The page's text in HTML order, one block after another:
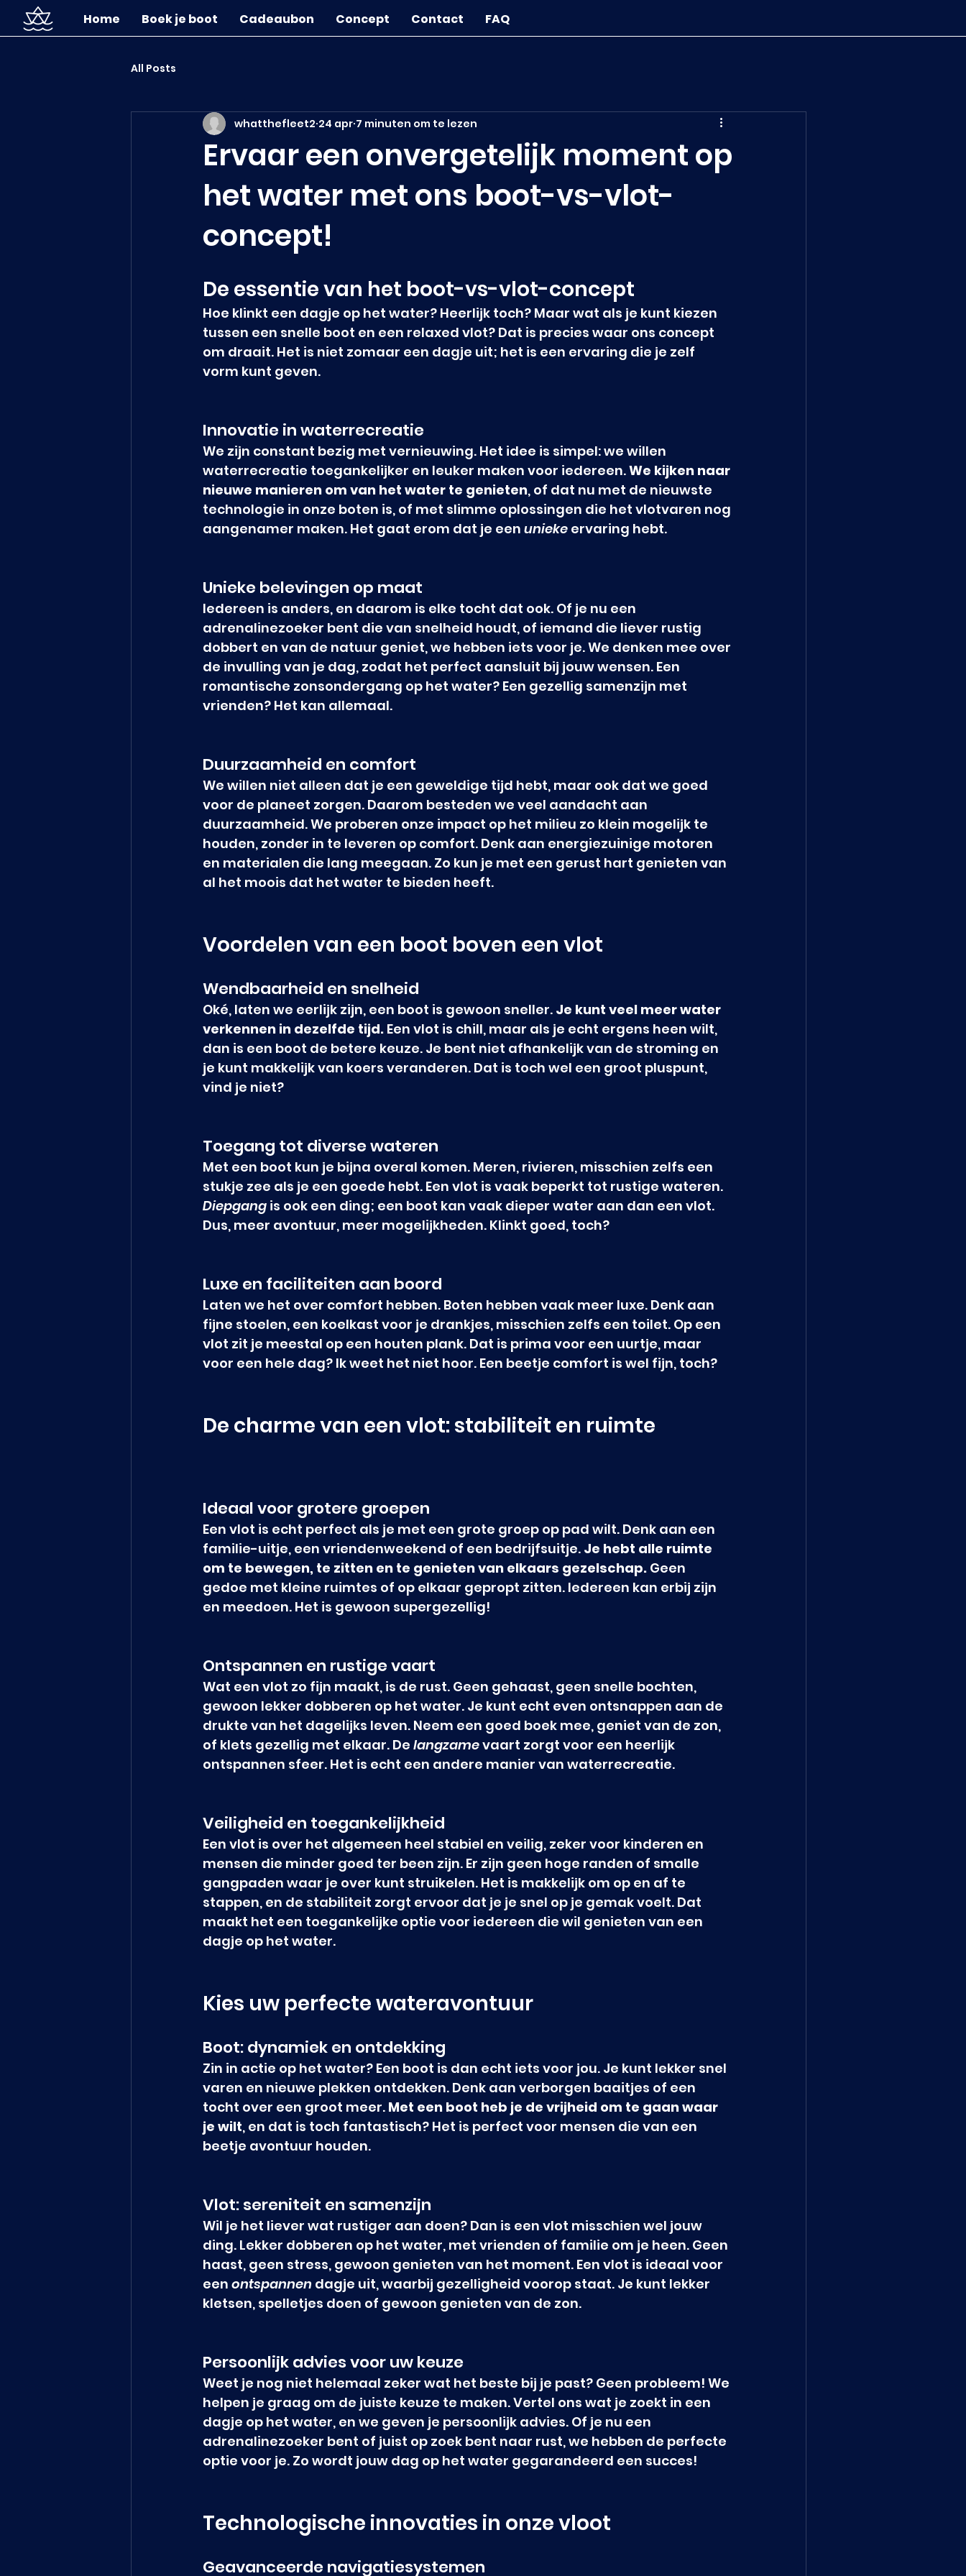
Home Boek je boot Cadeaubon Concept Contact FAQ
All Posts
Ervaar een onvergetelijk moment op
het water met ons boot-vs-vlot-
concept!
whatthefleet2 24 apr 7 minuten om te lezen
De essentie van het boot-vs-vlot-concept
Hoe klinkt een dagje op het water? Heerlijk toch? Maar wat als je kunt kiezen
tussen een snelle boot en een relaxed vlot? Dat is precies waar ons concept
om draait. Het is niet zomaar een dagje uit; het is een ervaring die je zelf
vorm kunt geven.
Innovatie in waterrecreatie
We zijn constant bezig met vernieuwing. Het idee is simpel: we willen
waterrecreatie toegankelijker en leuker maken voor iedereen. We kijken naar
nieuwe manieren om van het water te genieten, of dat nu met de nieuwste
technologie in onze boten is, of met slimme oplossingen die het vlotvaren nog
aangenamer maken. Het gaat erom dat je een unieke ervaring hebt.
Unieke belevingen op maat
Iedereen is anders, en daarom is elke tocht dat ook. Of je nu een
adrenalinezoeker bent die van snelheid houdt, of iemand die liever rustig
dobbert en van de natuur geniet, we hebben iets voor je. We denken mee over
de invulling van je dag, zodat het perfect aansluit bij jouw wensen. Een
romantische zonsondergang op het water? Een gezellig samenzijn met
vrienden? Het kan allemaal.
Duurzaamheid en comfort
We willen niet alleen dat je een geweldige tijd hebt, maar ook dat we goed
voor de planeet zorgen. Daarom besteden we veel aandacht aan
duurzaamheid. We proberen onze impact op het milieu zo klein mogelijk te
houden, zonder in te leveren op comfort. Denk aan energiezuinige motoren
en materialen die lang meegaan. Zo kun je met een gerust hart genieten van
al het moois dat het water te bieden heeft.
Voordelen van een boot boven een vlot
Wendbaarheid en snelheid
Oké, laten we eerlijk zijn, een boot is gewoon sneller. Je kunt veel meer water
verkennen in dezelfde tijd. Een vlot is chill, maar als je echt ergens heen wilt,
dan is een boot de betere keuze. Je bent niet afhankelijk van de stroming en
je kunt makkelijk van koers veranderen. Dat is toch wel een groot pluspunt,
vind je niet?
Toegang tot diverse wateren
Met een boot kun je bijna overal komen. Meren, rivieren, misschien zelfs een
stukje zee als je een goede hebt. Een vlot is vaak beperkt tot rustige wateren.
Diepgang is ook een ding; een boot kan vaak dieper water aan dan een vlot.
Dus, meer avontuur, meer mogelijkheden. Klinkt goed, toch?
Luxe en faciliteiten aan boord
Laten we het over comfort hebben. Boten hebben vaak meer luxe. Denk aan
fijne stoelen, een koelkast voor je drankjes, misschien zelfs een toilet. Op een
vlot zit je meestal op een houten plank. Dat is prima voor een uurtje, maar
voor een hele dag? Ik weet het niet hoor. Een beetje comfort is wel fijn, toch?
De charme van een vlot: stabiliteit en ruimte
Ideaal voor grotere groepen
Een vlot is echt perfect als je met een grote groep op pad wilt. Denk aan een
familie-uitje, een vriendenweekend of een bedrijfsuitje. Je hebt alle ruimte
om te bewegen, te zitten en te genieten van elkaars gezelschap. Geen
gedoe met kleine ruimtes of op elkaar gepropt zitten. Iedereen kan erbij zijn
en meedoen. Het is gewoon supergezellig!
Ontspannen en rustige vaart
Wat een vlot zo fijn maakt, is de rust. Geen gehaast, geen snelle bochten,
gewoon lekker dobberen op het water. Je kunt echt even ontsnappen aan de
drukte van het dagelijks leven. Neem een goed boek mee, geniet van de zon,
of klets gezellig met elkaar. De langzame vaart zorgt voor een heerlijk
ontspannen sfeer. Het is echt een andere manier van waterrecreatie.
Veiligheid en toegankelijkheid
Een vlot is over het algemeen heel stabiel en veilig, zeker voor kinderen en
mensen die minder goed ter been zijn. Er zijn geen hoge randen of smalle
gangpaden waar je over kunt struikelen. Het is makkelijk om op en af te
stappen, en de stabiliteit zorgt ervoor dat je je snel op je gemak voelt. Dat
maakt het een toegankelijke optie voor iedereen die wil genieten van een
dagje op het water.
Kies uw perfecte wateravontuur
Boot: dynamiek en ontdekking
Zin in actie op het water? Een boot is dan echt iets voor jou. Je kunt lekker snel
varen en nieuwe plekken ontdekken. Denk aan verborgen baaitjes of een
tocht over een groot meer. Met een boot heb je de vrijheid om te gaan waar
je wilt, en dat is toch fantastisch? Het is perfect voor mensen die van een
beetje avontuur houden.
Vlot: sereniteit en samenzijn
Wil je het liever wat rustiger aan doen? Dan is een vlot misschien wel jouw
ding. Lekker dobberen op het water, met vrienden of familie om je heen. Geen
haast, geen stress, gewoon genieten van het moment. Een vlot is ideaal voor
een ontspannen dagje uit, waarbij gezelligheid voorop staat. Je kunt lekker
kletsen, spelletjes doen of gewoon genieten van de zon.
Persoonlijk advies voor uw keuze
Weet je nog niet helemaal zeker wat het beste bij je past? Geen probleem! We
helpen je graag om de juiste keuze te maken. Vertel ons wat je zoekt in een
dagje op het water, en we geven je persoonlijk advies. Of je nu een
adrenalinezoeker bent of juist op zoek bent naar rust, we hebben de perfecte
optie voor je. Zo wordt jouw dag op het water gegarandeerd een succes!
Technologische innovaties in onze vloot
Geavanceerde navigatiesystemen